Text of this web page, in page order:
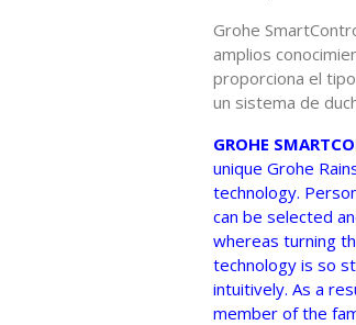
Grohe
amplios
proporciona el
un sistema de
GROHE
unique Grohe
technology.
can be selected
whereas turning
technology is so
intuitively. As a
member of the